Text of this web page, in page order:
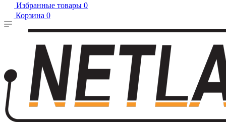
Избранные товары 0
Корзина 0